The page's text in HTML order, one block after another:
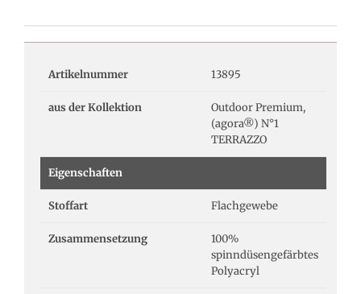
Artikelnummer 13895
aus der Kollektion
Outdoor Premium,
(agora®) N°1
TERRAZZO
Eigenschaften
Stoffart Flachgewebe
Zusammensetzung
100%
spinndüsengefärbtes
Polyacryl